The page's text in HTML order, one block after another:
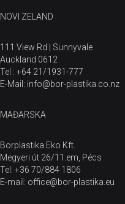
NOVI ZELAND
111 View Rd | Sunnyvale
Auckland 0612
Tel : +64 21/1931-777
E-Mail: info@bor-plastika.co.nz
MAĐARSKA
Borplastika Eko Kft.
Megyeri út 26/11.em, Pécs
Tel: +36 70/884 1806
E-mail: office@bor-plastika.eu